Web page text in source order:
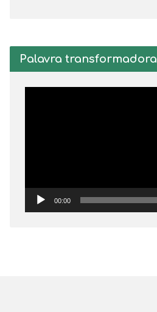
Palavra transformadora
00:00